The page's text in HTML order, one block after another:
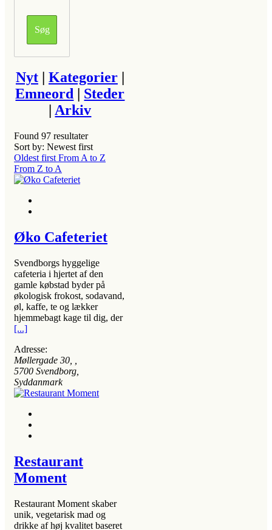
Nyt| Kategorier|
Emneord
Steder
|Arkiv
Found 97 resultater
Sort by: Newest first
Oldest first From A to Z
From Z to A
Øko Cafeteriet
Svendborgs hyggelige
cafeteria i hjertet af den
gamle købstad byder på
økologisk frokost, sodavand,
øl, kaffe, te og lækker
hjemmebagt kage til dig, der
[...]
Adresse:
Møllergade 30
5700 Svendborg,
Syddanmark
Restaurant
Moment
Restaurant Moment skaber
unik, vegetarisk mad og
drikke af høj kvalitet baseret